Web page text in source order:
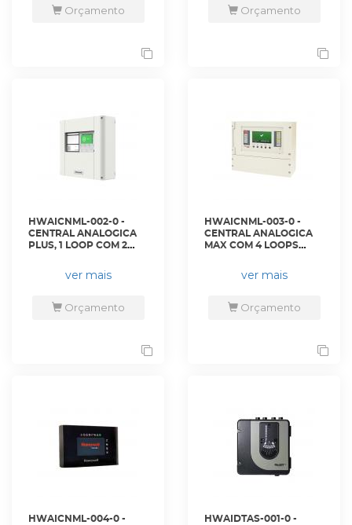
Orçamento
HONEYWELLOrçamento
HWAICNML-002-0 -
CENTRAL ANALOGICA
PLUS, 1 LOOP COM 2
COMUNICAÇÃO EM
SERIE PARA ATE 159
HONEYWELL
ver mais
Orçamento
HWAICNML-003-0 -
CENTRAL ANALOGICA
MAX COM 4 LOOPS
LACO 750MA, COM
CONECTIVIDADE DE
HONEYWELL
ver mais
Orçamento
HWAICNML-004-0 -
HWAIDTAS-001-0 -